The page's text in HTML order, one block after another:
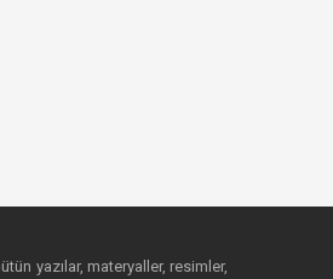
yazılar, materyaller, resimler,